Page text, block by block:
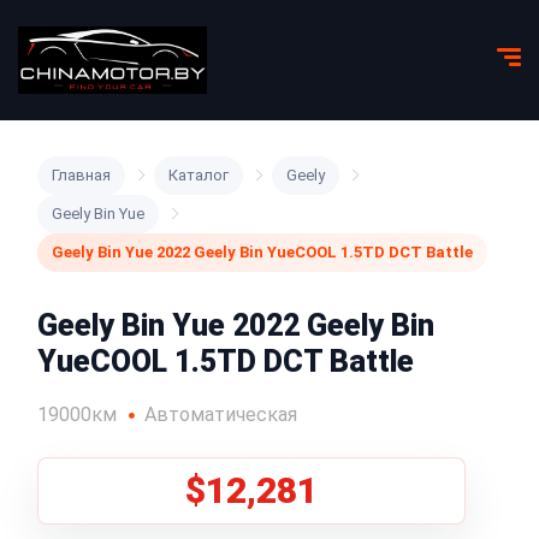
Главная Каталог Geely
Geely Bin Yue
Geely Bin Yue 2022 Geely Bin YueCOOL 1.5TD DCT Battle
Geely Bin Yue 2022 Geely Bin
YueCOOL 1.5TD DCT Battle
19000км Автоматическая
$12,281